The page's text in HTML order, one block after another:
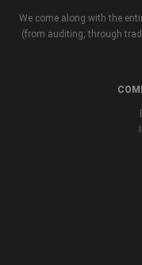
We come along with the
(from auditing, through